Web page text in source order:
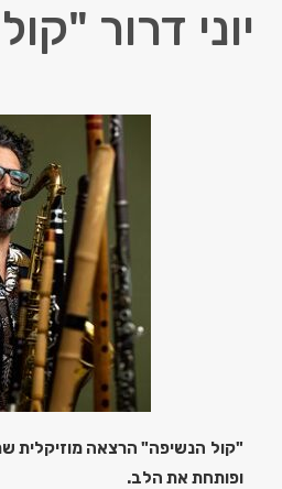
יוני דרור
"קול הנשיפה" הרצאה מוזיקלית
ופותחת את הלב.